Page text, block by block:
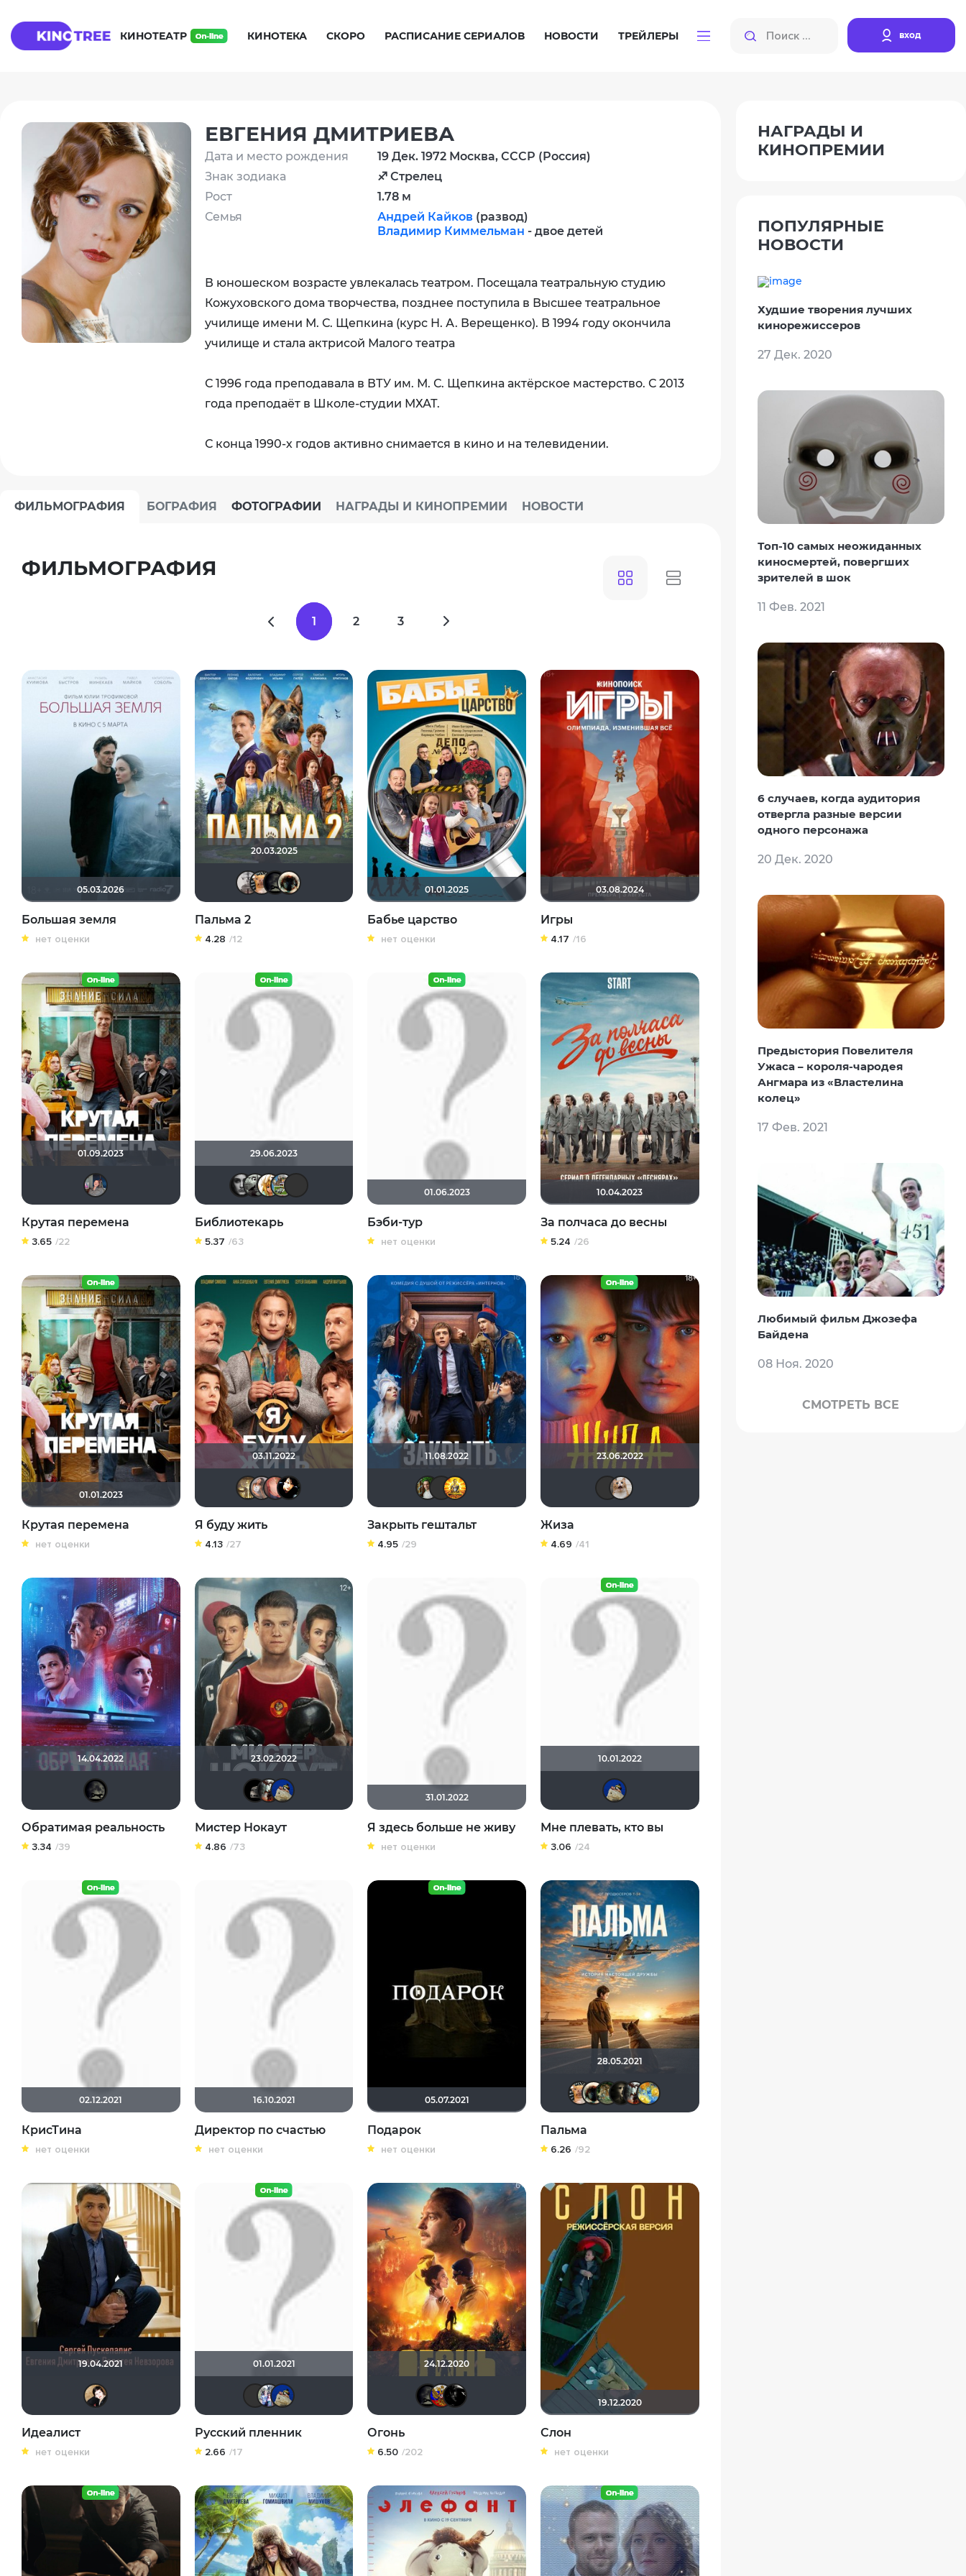
КИНОТЕАТР КИНОТЕКА СКОРО РАСПИСАНИЕ СЕРИАЛОВ НОВОСТИ ТРЕЙЛЕРЫ вход
ЕВГЕНИЯ ДМИТРИЕВА
Дата и место рождения
Знак зодиака
Рост
Семья
19 Дек. 1972 Москва, СССР (Россия)
♐ Стрелец
1.78 м
Андрей Кайков (развод)
Владимир Киммельман - двое детей
В юношеском возрасте увлекалась театром. Посещала театральную студию
Кожуховского дома творчества, позднее поступила в Высшее театральное
училище имени М. С. Щепкина (курс Н. А. Верещенко). В 1994 году окончила
училище и стала актрисой Малого театра
С 1996 года преподавала в ВТУ им. М. С. Щепкина актёрское мастерство. С 2013
года преподаёт в Школе-студии МХАТ.
С конца 1990-х годов активно снимается в кино и на телевидении.
ФИЛЬМОГРАФИЯ БОГРАФИЯ ФОТОГРАФИИ НАГРАДЫ И КИНОПРЕМИИ НОВОСТИ
ФИЛЬМОГРАФИЯ
1 2 3
05.03.2026
Большая земля
нет оценки
20.03.2025
DumbMoron
xrockxHaotik
Пальма 2
4.28 /12
01.01.2025
Бабье царство
нет оценки
03.08.2024
Игры
4.17 /16
01.09.2023
Крутая перемена
3.65 /22
29.06.2023
Помни Мои Макароны
koval_olga
SergeyVF
A-79
Библиотекарь
5.37 /63
01.06.2023
Бэби-тур
нет оценки
10.04.2023
За полчаса до весны
5.24 /26
01.01.2023
Крутая перемена
нет оценки
03.11.2022
Hurricane Gabrielle
Я буду жить
4.13 /27
11.08.2022
:) да прибудет Свет !
Закрыть гештальт
4.95 /29
23.06.2022
Жиза
4.69 /41
14.04.2022
Обратимая реальность
3.34 /39
23.02.2022
Крайслер
andrey - tyumen
didak2002
Мистер Нокаут
4.86 /73
31.01.2022
Я здесь больше не живу
нет оценки
10.01.2022
Мне плевать, кто вы
3.06 /24
02.12.2021
КрисТина
нет оценки
16.10.2021
Директор по счастью
нет оценки
05.07.2021
Подарок
нет оценки
28.05.2021
DumbMoron
Haotik
Пальма
6.26 /92
19.04.2021
Идеалист
нет оценки
01.01.2021
Русский пленник
2.66 /17
24.12.2020
struk84
Lady_V
Огонь
6.50 /202
19.12.2020
Слон
нет оценки
НАГРАДЫ И
КИНОПРЕМИИ
ПОПУЛЯРНЫЕ
НОВОСТИ
Худшие творения лучших
кинорежиссеров
27 Дек. 2020
Топ-10 самых неожиданных
киносмертей, повергших
зрителей в шок
11 Фев. 2021
6 случаев, когда аудитория
отвергла разные версии
одного персонажа
20 Дек. 2020
Предыстория Повелителя
Ужаса – короля-чародея
Ангмара из «Властелина
колец»
17 Фев. 2021
Любимый фильм Джозефа
Байдена
08 Ноя. 2020
СМОТРЕТЬ ВСЕ